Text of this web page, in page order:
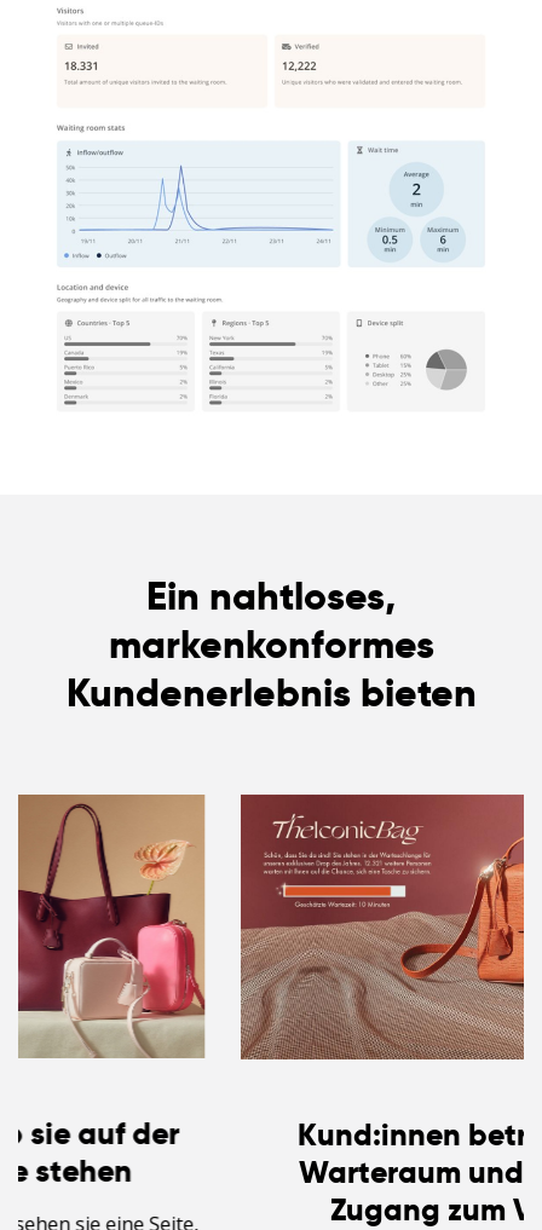
Ein nahtloses,
markenkonformes
Kundenerlebnis bieten
Kund:innen betreten den
Warteraum und erhalten
Zugang zum Verkauf